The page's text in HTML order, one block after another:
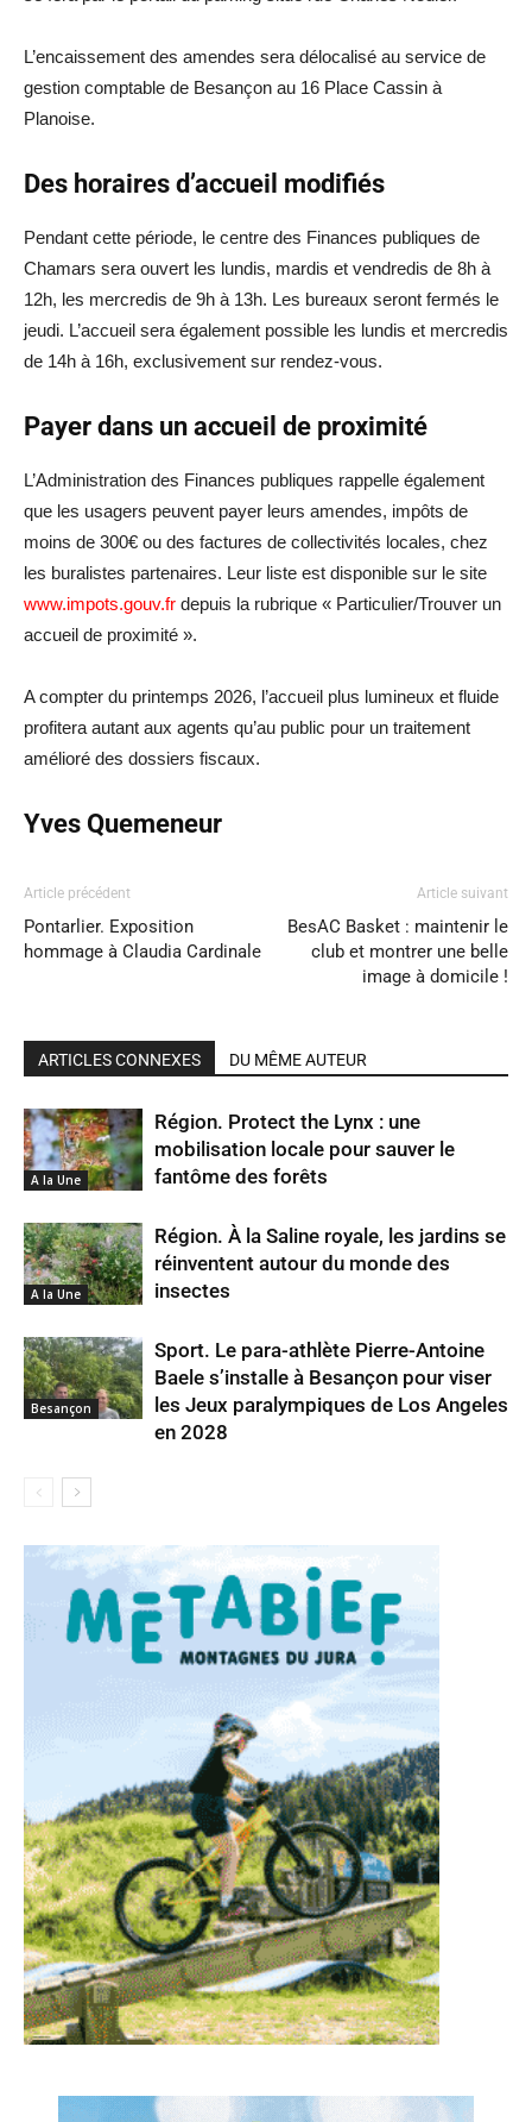
L’encaissement des amendes sera délocalisé au service de
gestion comptable de Besançon au 16 Place Cassin à
Planoise.
Des horaires d’accueil modifiés
Pendant cette période, le centre des Finances publiques de
Chamars sera ouvert les lundis, mardis et vendredis de 8h à
12h, les mercredis de 9h à 13h. Les bureaux seront fermés le
jeudi. L’accueil sera également possible les lundis et mercredis
de 14h à 16h, exclusivement sur rendez-vous.
Payer dans un accueil de proximité
L’Administration des Finances publiques rappelle également
que les usagers peuvent payer leurs amendes, impôts de
moins de 300€ ou des factures de collectivités locales, chez
les buralistes partenaires. Leur liste est disponible sur le site
www.impots.gouv.fr depuis la rubrique « Particulier/Trouver un
accueil de proximité ».
A compter du printemps 2026, l’accueil plus lumineux et fluide
profitera autant aux agents qu’au public pour un traitement
amélioré des dossiers fiscaux.
Yves Quemeneur
Article précédent
Pontarlier. Exposition
hommage à Claudia Cardinale
Article suivant
BesAC Basket : maintenir le
club et montrer une belle
image à domicile !
ARTICLES CONNEXES DU MÊME AUTEUR
A la Une
Région. Protect the Lynx : une
mobilisation locale pour sauver le
fantôme des forêts
A la Une
Région. À la Saline royale, les jardins se
réinventent autour du monde des
insectes
Besançon
Sport. Le para-athlète Pierre-Antoine
Baele s’installe à Besançon pour viser
les Jeux paralympiques de Los Angeles
en 2028